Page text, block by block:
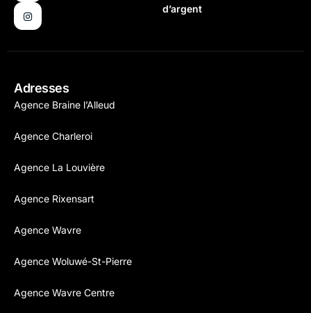
d’argent
Adresses
Agence Braine l’Alleud
Agence Charleroi
Agence La Louvière
Agence Rixensart
Agence Wavre
Agence Woluwé-St-Pierre
Agence Wavre Centre